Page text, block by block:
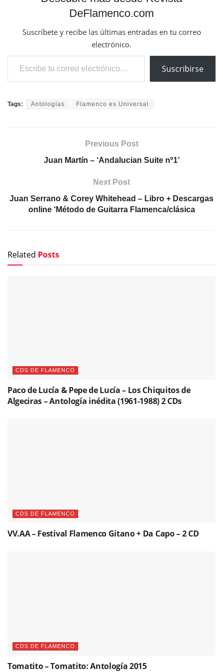
DeFlamenco.com
Suscríbete y recibe las últimas entradas en tu correo
electrónico.
Escribe tu correo electrónico…
Suscribirse
Tags: Antologías Flamenco es Universal
Previous Post
Juan Martín – ‘Andalucian Suite nº1’
Next Post
Juan Serrano & Corey Whitehead – Libro + Descargas
online ‘Método de Guitarra Flamenca/clásica
Related Posts
CDS DE FLAMENCO
Paco de Lucía & Pepe de Lucía – Los Chiquitos de
Algeciras – Antología inédita (1961-1988) 2 CDs
CDS DE FLAMENCO
VV.AA – Festival Flamenco Gitano + Da Capo – 2 CD
CDS DE FLAMENCO
Tomatito – Tomatito: Antología 2015